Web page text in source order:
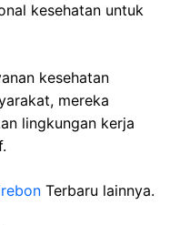
kesehatan untuk
kesehatan
mereka
lingkungan kerja
Terbaru lainnya.